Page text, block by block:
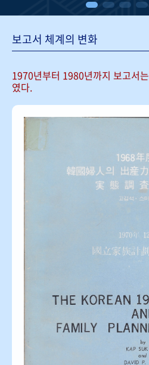
보고서 체계의 변화
1970년부터 1980년까지 보고서는
였다.